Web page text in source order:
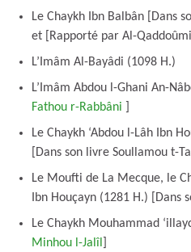
Le Chaykh Ibn Balbân [Dans
et [Rapporté par Al-Qaddoûmi]
L’Imâm Al-Bayâdi (1098 H.)
L’Imâm Abdou l-Ghani An-
Fathou r-Rabbâni
Le Chaykh ‘Abdou l-Lâh Ibn
[Dans son livre Soullamou t-
Le Moufti de La Mecque, le
Ibn Houçayn (1281 H.) [Dans
Le Chaykh Mouhammad
Minhou l-Jalîl